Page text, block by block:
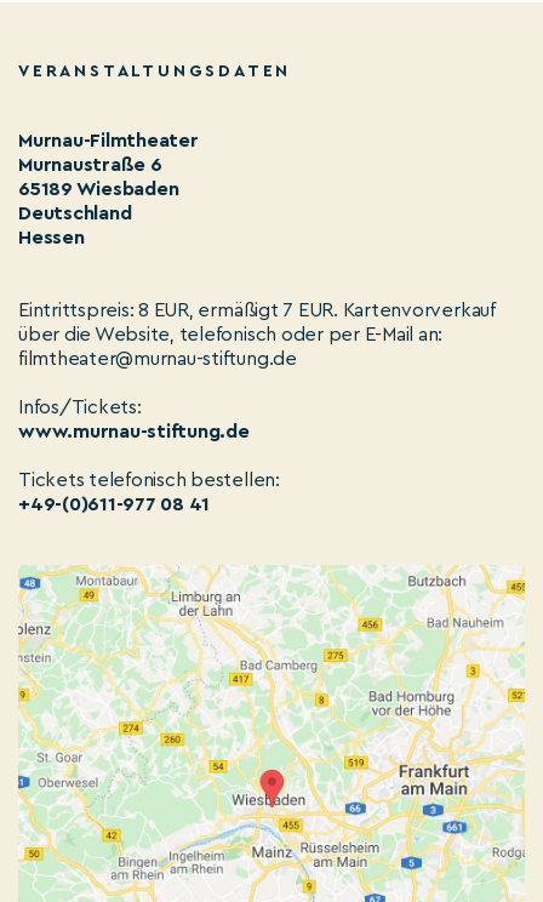
VERANSTALTUNGSDATEN
Murnau-Filmtheater
Murnaustraße 6
65189 Wiesbaden
Deutschland
Hessen
Eintrittspreis: 8 EUR, ermäßigt 7 EUR. Kartenvorverkauf
über die Website, telefonisch oder per E-Mail an:
filmtheater@murnau-stiftung.de
Infos/Tickets:
www.murnau-stiftung.de
Tickets telefonisch bestellen:
+49-(0)611-977 08 41